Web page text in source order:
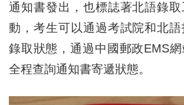
通知書發出，也標誌著北語錄
動，考生可以通過考試院和北
錄取狀態，通過中國郵政EMS
全程查詢通知書寄遞狀態。